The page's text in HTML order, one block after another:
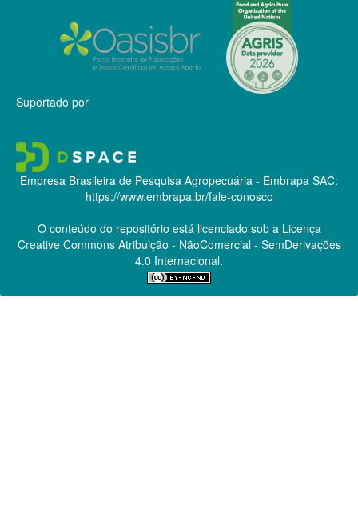
Suportado por
Empresa Brasileira de Pesquisa Agropecuária - Embrapa SAC:
https://www.embrapa.br/fale-conosco
O conteúdo do repositório está licenciado sob a Licença
Creative CommonsAtribuição - NãoComercial - SemDerivações
4.0 Internacional.